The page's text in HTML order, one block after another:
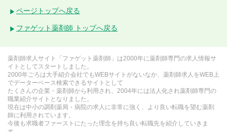
ページトップへ戻る
ファゲット薬剤師 トップへ戻る
薬剤師求人サイト「ファゲット薬剤師」は2000年に薬剤師専門の求人情報サ
イトとしてスタートしました。
2000年ごろは大手紹介会社でもWEBサイトがないなか、薬剤師求人をWEB上
でデーターベース検索できるサイトとして
たくさんの企業・薬剤師から利用され、2004年には法人化され薬剤師専門の
職業紹介サイトとなりました。
現在は中小の調剤薬局・病院の求人に非常に強く、より良い転職を望む薬剤
師に利用されています。
今後も求職者ファーストにたった理念を持ち良い転職先を紹介していきま